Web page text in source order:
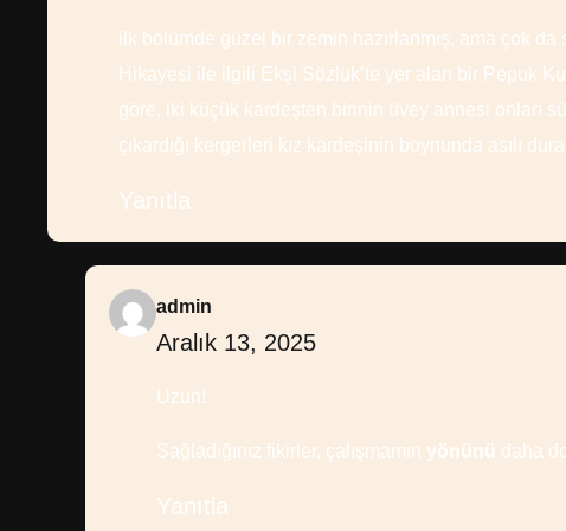
ilk bölümde güzel bir zemin hazırlanmış, ama çok
Hikayesi ile ilgili Ekşi Sözlük’te yer alan bir Pepuk
göre, iki küçük kardeşten birinin üvey annesi onları
çıkardığı kergerleri kız kardeşinin boynunda asılı
Yanıtla
admin
Aralık 13, 2025
Uzun!
Sağladığınız fikirler, çalışmamın yönünü daha
Yanıtla